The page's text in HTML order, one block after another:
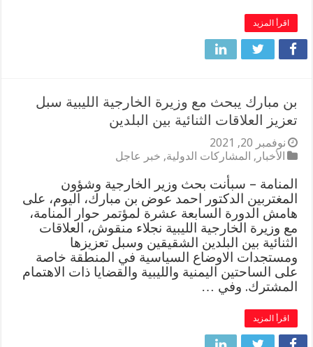
اقرأ المزيد
بن مبارك يبحث مع وزيرة الخارجية الليبية سبل
تعزيز العلاقات الثنائية بين البلدين
نوفمبر 20, 2021
الأخبار , المشاركات الدولية, خبر عاجل
المنامة – سبأنت بحث وزير الخارجية وشؤون
المغتربين الدكتور احمد عوض بن مبارك، اليوم، على
هامش الدورة السابعة عشرة لمؤتمر حوار المنامة،
مع وزيرة الخارجية الليبية نجلاء منقوش، العلاقات
الثنائية بين البلدين الشقيقين وسبل تعزيزها
ومستجدات الاوضاع السياسية في المنطقة خاصة
على الساحتين اليمنية والليبية والقضايا ذات الاهتمام
المشترك. وفي …
اقرأ المزيد